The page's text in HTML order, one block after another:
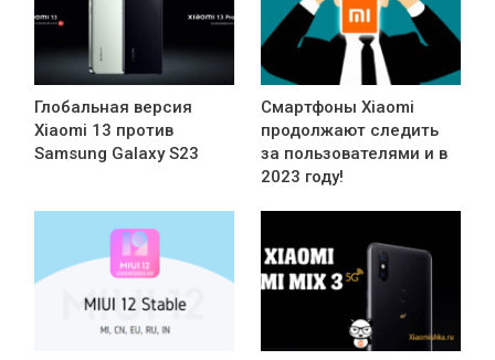
Глобальная версия
Xiaomi 13 против
Samsung Galaxy S23
Смартфоны Xiaomi
продолжают следить
за пользователями и в
2023 году!